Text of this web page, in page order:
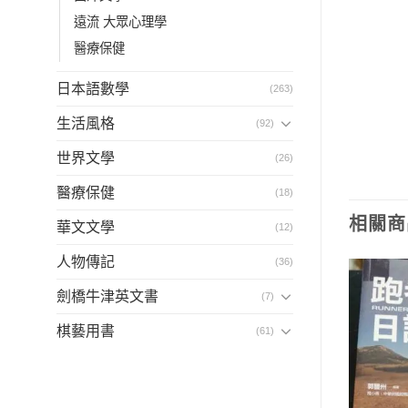
遠流 大眾心理學
醫療保健
日本語數學 (263)
生活風格 (92)
世界文學 (26)
醫療保健 (18)
華文文學 (12)
人物傳記 (36)
劍橋牛津英文書 (7)
棋藝用書 (61)
相關